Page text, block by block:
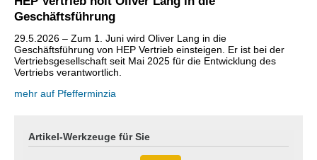
Geschäftsführung
29.5.2026 – Zum 1. Juni wird Oliver Lang in die
Geschäftsführung von HEP Vertrieb einsteigen. Er ist bei der
Vertriebsgesellschaft seit Mai 2025 für die Entwicklung des
Vertriebs verantwortlich.
mehr auf Pfefferminzia
Artikel-Werkzeuge für Sie